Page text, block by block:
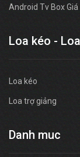
Android Tv Box Giá
Loa kéo -
Loa kéo
Loa trợ giảng
Danh muc